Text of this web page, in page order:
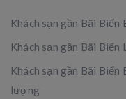
Khách sạn gần Bãi Biển
Khách sạn gần Bãi
Khách sạn gần Bãi Biển
lượng